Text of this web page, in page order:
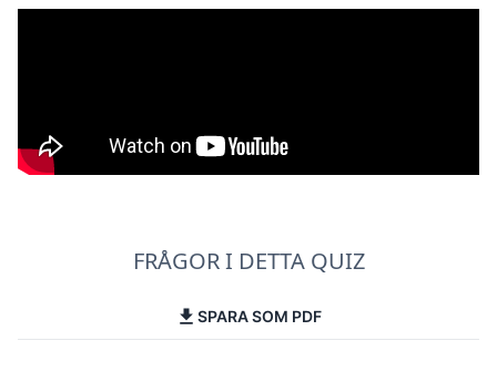
FRÅGOR I DETTA QUIZ
SPARA SOM PDF